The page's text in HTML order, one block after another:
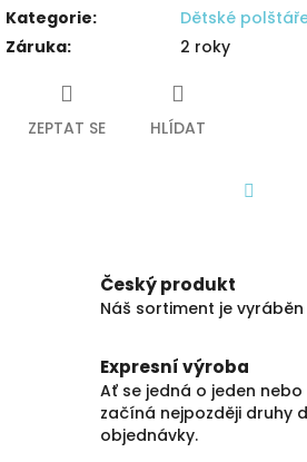
Kategorie:
Dětské
Záruka: 2 roky
ZEPTAT SE HLÍDAT
Český produkt
Náš sortiment je
Expresní výroba
Ať se jedná o jeden
začíná nejpozději druhy
objednávky.